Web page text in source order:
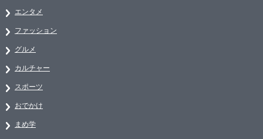
エンタメ
ファッション
グルメ
カルチャー
スポーツ
おでかけ
まめ学